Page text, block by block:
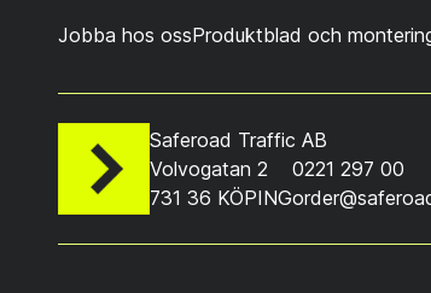
Jobba hos ossProduktblad och
Saferoad Traffic AB
Volvogatan 2
731 36 KÖPING
0221 297 00